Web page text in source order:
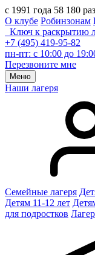
с 1991 года 58 180
О клубе Робинзонам
Ключ к раскрытию
+7 (495) 419-95-82
пн-пт: с 10:00 до
Перезвоните мне
Меню
Наши лагеря
Семейные лагеря
Детям 11-12 лет
для подростков